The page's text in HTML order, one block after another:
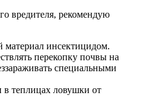
вредителя, рекомендую
материал инсектицидом.
перекопку почвы на
специальными
в теплицах ловушки от